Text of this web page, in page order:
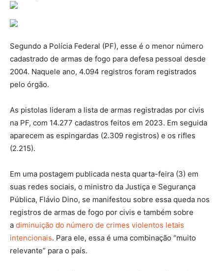
Segundo a Polícia Federal (PF), esse é o menor número
cadastrado de armas de fogo para defesa pessoal desde
2004. Naquele ano, 4.094 registros foram registrados
pelo órgão.
As pistolas lideram a lista de armas registradas por civis
na PF, com 14.277 cadastros feitos em 2023. Em seguida
aparecem as espingardas (2.309 registros) e os rifles
(2.215).
Em uma postagem publicada nesta quarta-feira (3) em
suas redes sociais, o ministro da Justiça e Segurança
Pública, Flávio Dino, se manifestou sobre essa queda nos
registros de armas de fogo por civis e também sobre
a diminuição do número de crimes violentos letais
intencionais. Para ele, essa é uma combinação “muito
relevante” para o país.